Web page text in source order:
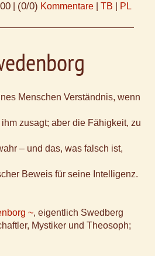
(0/0) Kommentare TB PL
Menschen Verständnis, wenn
zusagt; aber die Fähigkeit, zu
– und das, was falsch ist,
Beweis für seine Intelligenz.
~, eigentlich Swedberg
Mystiker und Theosoph;